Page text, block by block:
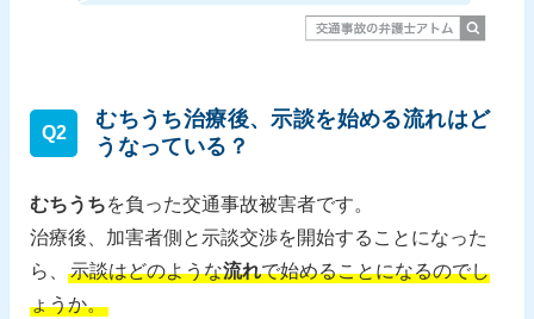
Q2
むちうち治療後、示談を始める流れはど
うなっている？
むちうちを負った交通事故被害者です。
治療後、加害者側と示談交渉を開始することになった
ら、示談はどのような流れで始めることになるのでし
ょうか。